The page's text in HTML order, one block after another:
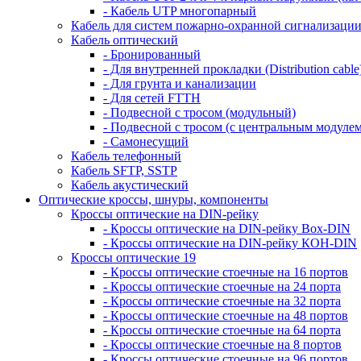
- Кабель UTP многопарный
Кабель для систем пожарно-охранной сигнализации
Кабель оптический
- Бронированный
- Для внутренней прокладки (Distribution
- Для грунта и канализации
- Для сетей FTTH
- Подвесной с тросом (модульный)
- Подвесной с тросом (с центральным
- Самонесущий
Кабель телефонный
Кабель SFTP, SSTP
Кабель акустический
Оптические кроссы, шнуры, компоненты
Кроссы оптические на DIN-рейку
- Кроссы оптические на DIN-рейку Box-DIN
- Кроссы оптические на DIN-рейку КОН-DIN
Кроссы оптические 19
- Кроссы оптические стоечные на 16 портов
- Кроссы оптические стоечные на 24 порта
- Кроссы оптические стоечные на 32 порта
- Кроссы оптические стоечные на 48 портов
- Кроссы оптические стоечные на 64 порта
- Кроссы оптические стоечные на 8 портов